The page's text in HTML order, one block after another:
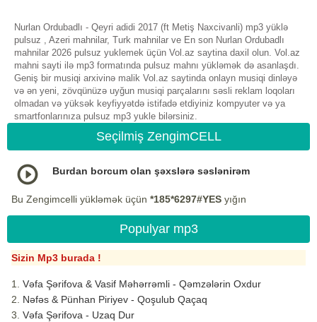
Nurlan Ordubadlı - Qeyri adidi 2017 (ft Metiş Naxcivanli) mp3 yüklə
pulsuz , Azeri mahnilar, Turk mahnilar ve En son Nurlan Ordubadlı
mahnilar 2026 pulsuz yuklemek üçün Vol.az saytina daxil olun. Vol.az
mahni sayti ilə mp3 formatında pulsuz mahnı yükləmək də asanlaşdı.
Geniş bir musiqi arxivinə malik Vol.az saytinda onlayn musiqi dinləyə
və ən yeni, zövqünüzə uyğun musiqi parçalarını səsli reklam loqoları
olmadan və yüksək keyfiyyətdə istifadə etdiyiniz kompyuter və ya
smartfonlarınıza pulsuz mp3 yukle bilərsiniz.
Seçilmiş ZengimCELL
Burdan borcum olan şəxslərə səslənirəm
Bu Zengimcelli yükləmək üçün *185*6297#YES yığın
Populyar mp3
Sizin Mp3 burada !
Vəfa Şərifova & Vasif Məhərrəmli - Qəmzələrin Oxdur
Nəfəs & Pünhan Piriyev - Qoşulub Qaçaq
Vəfa Şərifova - Uzaq Dur